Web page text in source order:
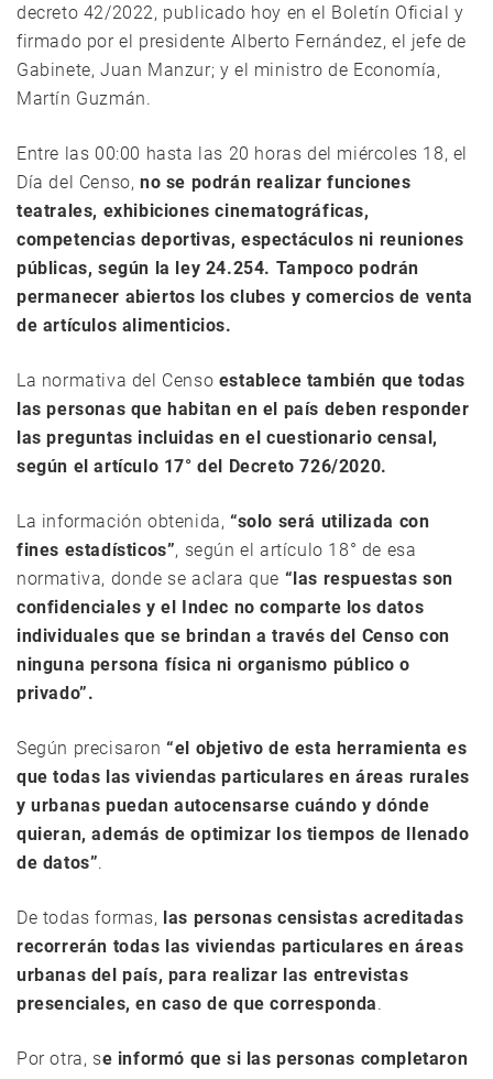
decreto 42/2022, publicado hoy en el Boletín Oficial y
firmado por el presidente Alberto Fernández, el jefe de
Gabinete, Juan Manzur; y el ministro de Economía,
Martín Guzmán.
Entre las 00:00 hasta las 20 horas del miércoles 18, el
Día del Censo, no se podrán realizar funciones
teatrales, exhibiciones cinematográficas,
competencias deportivas, espectáculos ni reuniones
públicas, según la ley 24.254. Tampoco podrán
permanecer abiertos los clubes y comercios de venta
de artículos alimenticios.
La normativa del Censo establece también que todas
las personas que habitan en el país deben responder
las preguntas incluidas en el cuestionario censal,
según el artículo 17° del Decreto 726/2020.
La información obtenida, “solo será utilizada con
fines estadísticos”, según el artículo 18° de esa
normativa, donde se aclara que “las respuestas son
confidenciales y el Indec no comparte los datos
individuales que se brindan a través del Censo con
ninguna persona física ni organismo público o
privado”.
Según precisaron“el objetivo de esta herramienta es
que todas las viviendas particulares en áreas rurales
y urbanas puedan autocensarse cuándo y dónde
quieran, además de optimizar los tiempos de llenado
de datos”.
De todas formas, las personas censistas acreditadas
recorrerán todas las viviendas particulares en áreas
urbanas del país, para realizar las entrevistas
presenciales, en caso de que corresponda.
Por otra, se informó que si las personas completaron